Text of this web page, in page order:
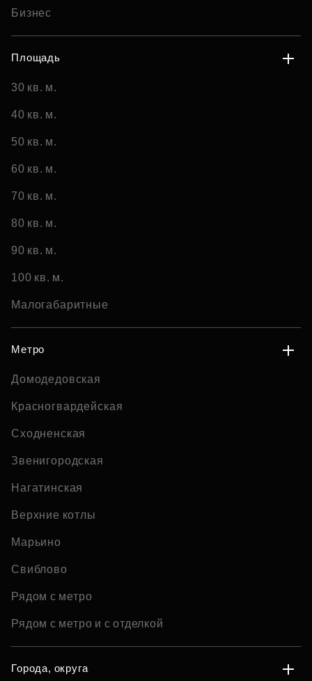
Бизнес
Площадь
30 кв. м.
40 кв. м.
50 кв. м.
60 кв. м.
70 кв. м.
80 кв. м.
90 кв. м.
100 кв. м.
Малогабаритные
Метро
Домодедовская
Красногвардейская
Сходненская
Звенигородская
Нагатинская
Верхние котлы
Марьино
Свиблово
Рядом с метро
Рядом с метро и с отделкой
Города, округа